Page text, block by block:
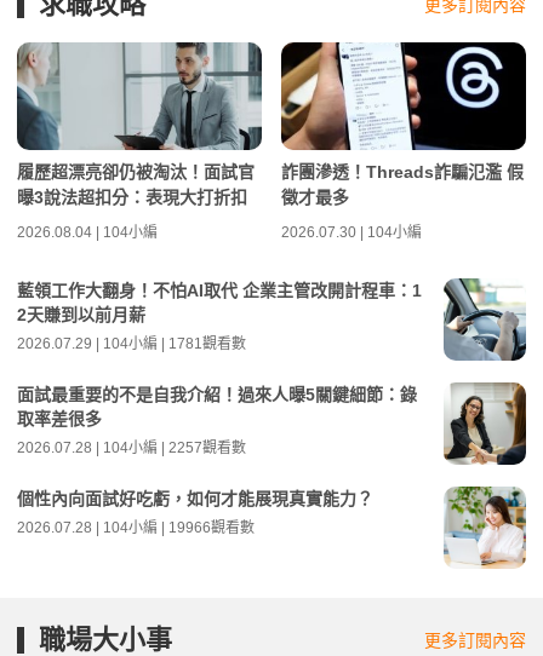
更多訂閱內容
履歷超漂亮卻仍被淘汰！面試官
曝3說法超扣分：表現大打折扣
2026.08.04 | 104小編
詐團滲透！Threads詐騙氾濫 假
徵才最多
2026.07.30 | 104小編
藍領工作大翻身！不怕AI取代 企業主管改開計程車：1
2天賺到以前月薪
2026.07.29 | 104小編 | 1781觀看數
面試最重要的不是自我介紹！過來人曝5關鍵細節：錄
取率差很多
2026.07.28 | 104小編 | 2257觀看數
個性內向面試好吃虧，如何才能展現真實能力？
2026.07.28 | 104小編 | 19966觀看數
職場大小事 更多訂閱內容